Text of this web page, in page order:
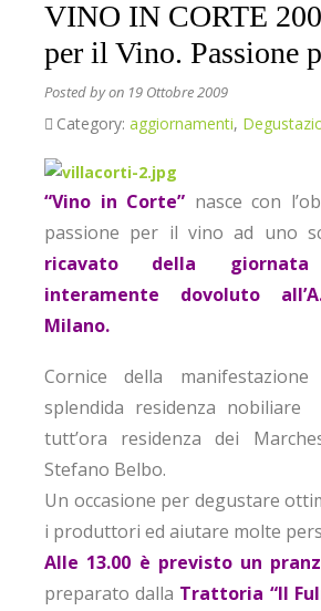
VINO IN CORTE
per il Vino. Passione
Posted byon 19 Ottobre 2009
Category: aggiornamenti,
“Vino in Corte” nasce con
passione per il vino ad uno
ricavato della
interamente dovoluto
Milano.
Cornice della
splendida residenza
tutt’ora residenza dei
Stefano Belbo.
Un occasione per degustare
i produttori ed aiutare molte
Alle 13.00 è previsto un
preparato dalla Trattoria “Il